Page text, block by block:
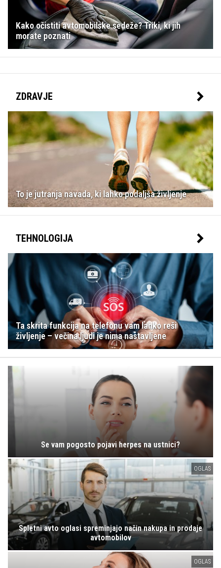
Kako očistiti avtomobilske sedeže? Triki, ki jih
morate poznati
ZDRAVJE
To je jutranja navada, ki lahko podaljša življenje
TEHNOLOGIJA
Ta skrita funkcija na telefonu vam lahko reši
življenje – večina ljudi je nima nastavljene
Se vam pogosto pojavi herpes na ustnici?
OGLAS
Spletni avto oglasi spreminjajo način nakupa in prodaje
avtomobilov
OGLAS